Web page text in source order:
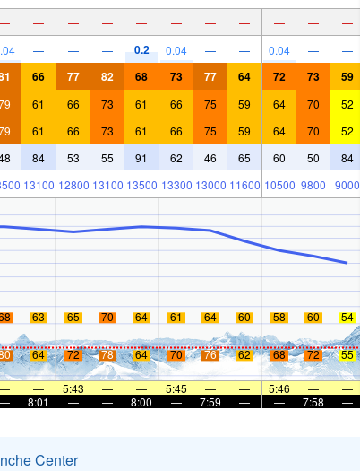
— — — — — — — — — — —
— — — 0.2 0.04 — — 0.04 — —
66 77 82 68 73 77 64 72 73 59
61 66 73 61 66 75 59 64 70 52
61 66 73 61 66 75 59 64 70 52
84 53 55 91 62 46 65 60 50 84
13100 12800 13100 13500 13300 13000 11600 10500 9800 9000
63 65 70 64 61 64 60 58 60 54
64 72 78 64 70 76 62 68 72 55
— — 5:43 — — 5:45 — — 5:46 —
—
— 8:01 — — 8:00 — 7:59 — — 7:58 —
Center